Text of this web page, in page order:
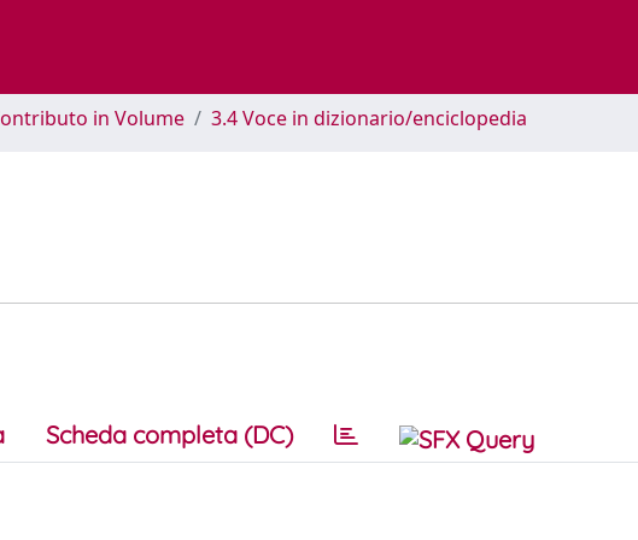
in Volume 3.4 Voce in dizionario/enciclopedia
Scheda completa (DC)